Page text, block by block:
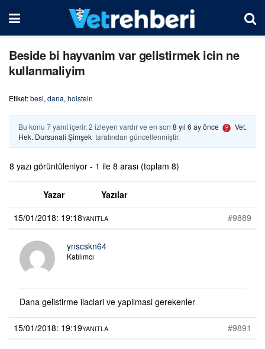
Beside bi hayvanim var gelistirmek icin ne
kullanmaliyim
Etiket:besi, dana, holstein
Bu konu 7 yanıt içerir, 2 izleyen vardır ve en son 8 yıl 6 ay önce
Vet.
Hek. Dursunali Şimşek tarafından güncellenmiştir.
8 yazı görüntüleniyor - 1 ile 8 arası (toplam 8)
Yazar
Yazılar
15/01/2018: 19:18
#9889
YANITLA
ynscskn64
Katılımcı
Dana gelistirme ilaclari ve yapilmasi gerekenler
15/01/2018: 19:19 #9891
YANITLA